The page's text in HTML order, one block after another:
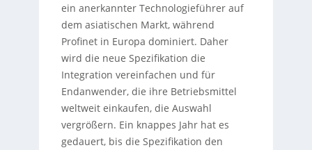
ein anerkannter Technologieführer auf
dem asiatischen Markt, während
Profinet in Europa dominiert. Daher
wird die neue Spezifikation die
Integration vereinfachen und für
Endanwender, die ihre Betriebsmittel
weltweit einkaufen, die Auswahl
vergrößern. Ein knappes Jahr hat es
gedauert, bis die Spezifikation den